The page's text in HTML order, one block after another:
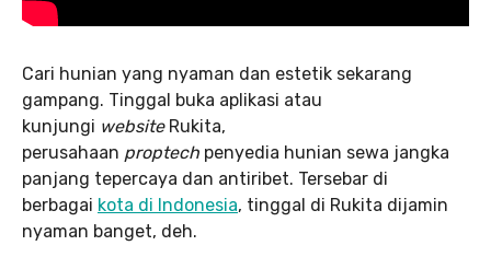
Cari hunian yang nyaman dan estetik sekarang
gampang. Tinggal buka aplikasi atau
kunjungi websiteRukita,
perusahaan proptech penyedia hunian sewa jangka
panjang tepercaya dan antiribet. Tersebar di
berbagai kota di Indonesia, tinggal di Rukita dijamin
nyaman banget, deh.